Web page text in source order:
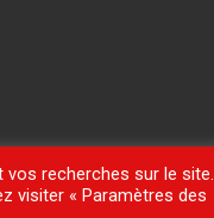
recherches sur le site.
visiter « Paramètres des